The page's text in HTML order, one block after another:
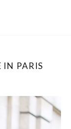
IN PARIS